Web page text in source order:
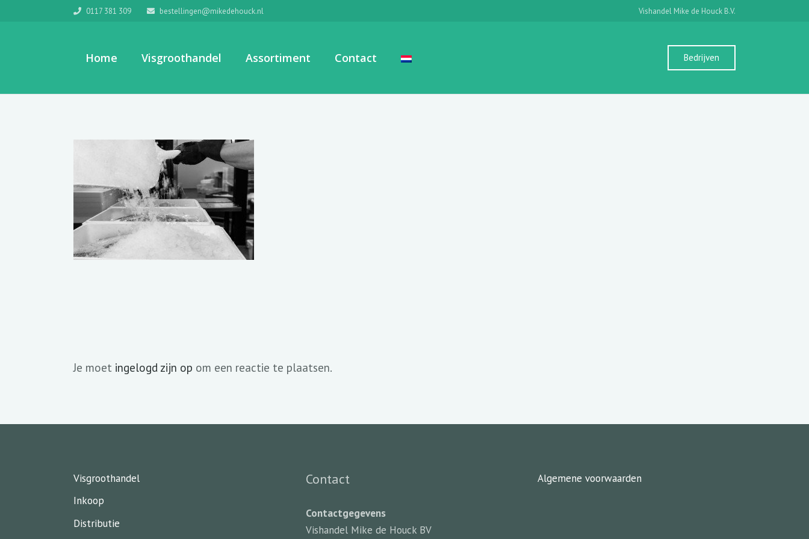
0117 381 309 bestellingen@mikedehouck.nl Vishandel Mike de Houck B.V.
Home Visgroothandel Assortiment Contact Bedrijven
Je moet ingelogd zijn op om een reactie te plaatsen.
Visgroothandel
Inkoop
Distributie
Contact
Contactgegevens
Vishandel Mike de Houck BV
Algemene voorwaarden